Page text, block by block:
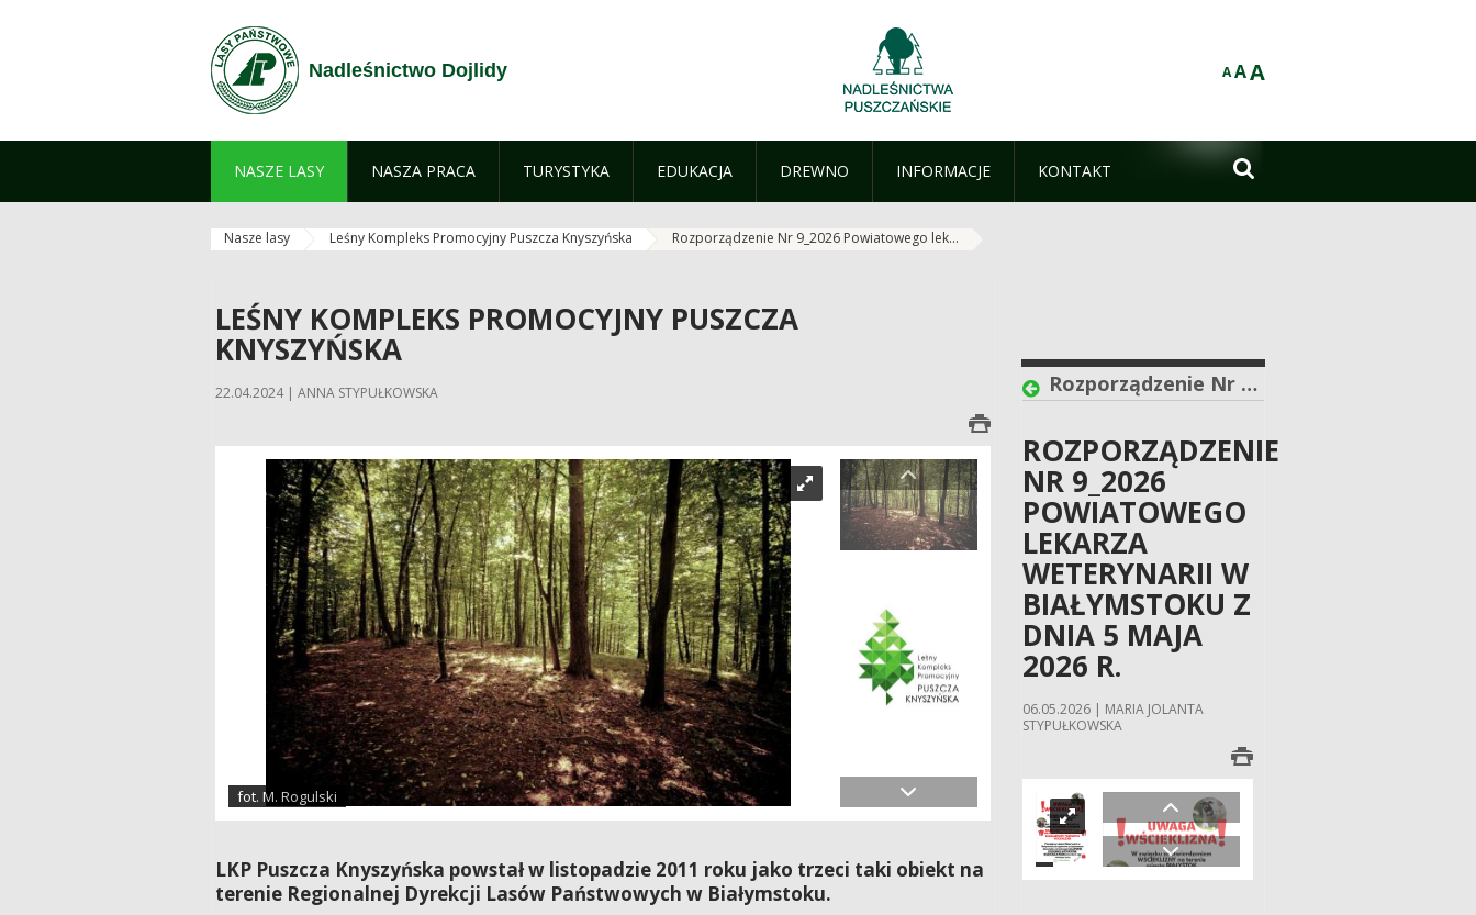
Nadleśnictwo Dojlidy AAA
NASZE LASY NASZA PRACA TURYSTYKA EDUKACJA DREWNO INFORMACJE KONTAKT 
Nasze lasy Leśny Kompleks Promocyjny Puszcza Knyszyńska Rozporządzenie Nr 9_2026 Powiatowego lek...
LEŚNY KOMPLEKS PROMOCYJNY PUSZCZA
KNYSZYŃSKA
22.04.2024 | ANNA STYPUŁKOWSKA
fot. M. Rogulski
LKP Puszcza Knyszyńska powstał w listopadzie 2011 roku jako trzeci taki obiekt na
terenie Regionalnej Dyrekcji Lasów Państwowych w Białymstoku.
Rozporządzenie Nr 9_2026 Powiatowego lekarza Weterynarii w Białymstoku z dnia 5 maja 2026 r.
ROZPORZĄDZENIE
NR 9_2026
POWIATOWEGO
LEKARZA
WETERYNARII W
BIAŁYMSTOKU Z
DNIA 5 MAJA
2026 R.
06.05.2026 | MARIA JOLANTA
STYPUŁKOWSKA